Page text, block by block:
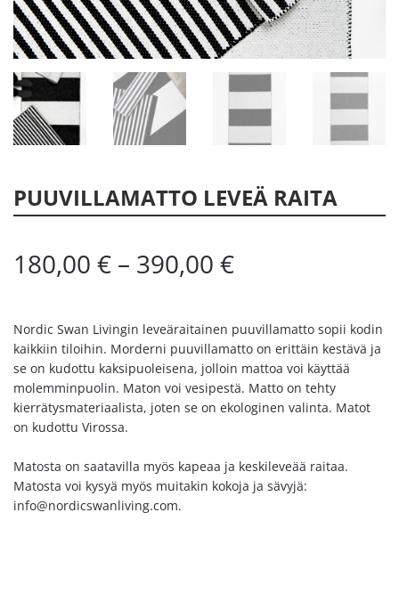
PUUVILLAMATTO LEVEÄ RAITA
180,00 € – 390,00 €
Nordic Swan Livingin leveäraitainen puuvillamatto sopii kodin
kaikkiin tiloihin. Morderni puuvillamatto on erittäin kestävä ja
se on kudottu kaksipuoleisena, jolloin mattoa voi käyttää
molemminpuolin. Maton voi vesipestä. Matto on tehty
kierrätysmateriaalista, joten se on ekologinen valinta. Matot
on kudottu Virossa.
Matosta on saatavilla myös kapeaa ja keskileveää raitaa.
Matosta voi kysyä myös muitakin kokoja ja sävyjä:
info@nordicswanliving.com.